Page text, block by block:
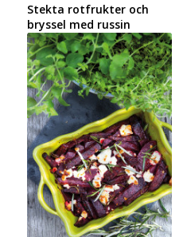
Stekta rotfrukter och
bryssel med russin